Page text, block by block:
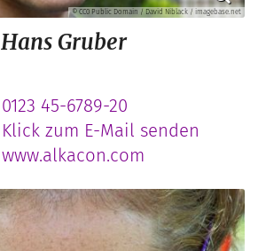
© CC0 Public Domain / David Niblack / imagebase.net
HansGruber
0123 45-6789-20
Klick zum E-Mail senden
www.alkacon.com